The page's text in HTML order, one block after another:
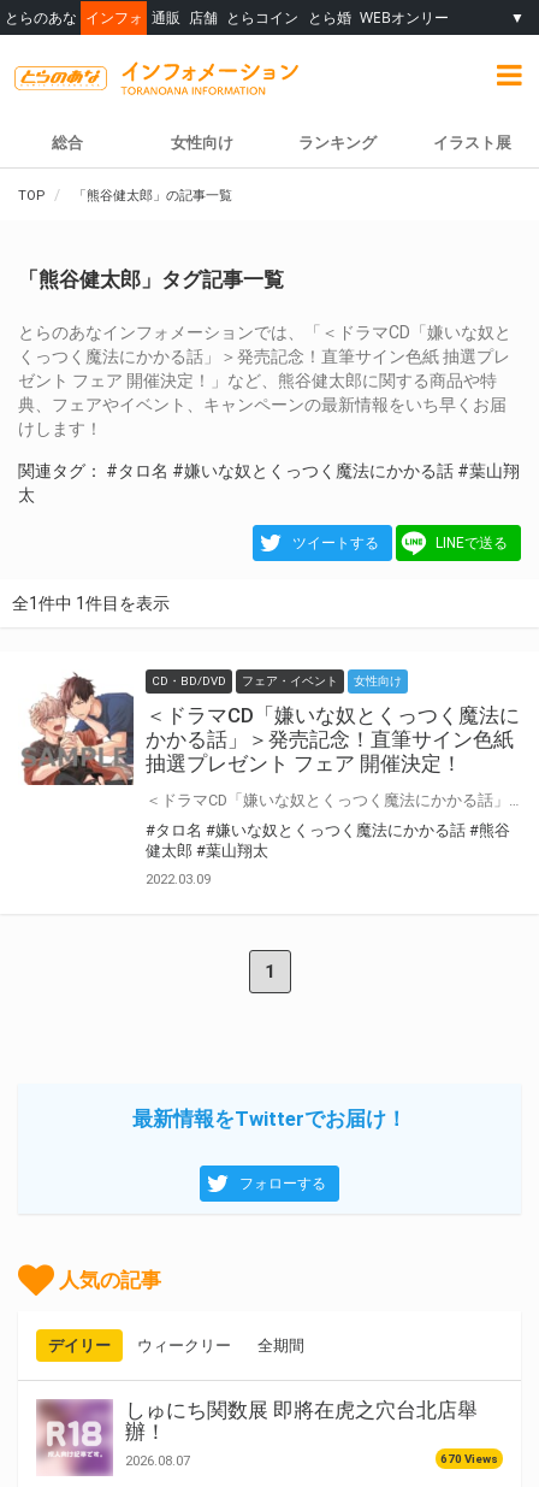
とらのあな インフォ 通販 店舗 とらコイン とら婚 WEBオンリー ▼
総合 女性向け ランキング イラスト展
TOP 「熊谷健太郎」の記事一覧
「熊谷健太郎」タグ記事一覧
とらのあなインフォメーションでは、「＜ドラマCD「嫌いな奴と
くっつく魔法にかかる話」＞発売記念！直筆サイン色紙 抽選プレ
ゼント フェア 開催決定！」など、熊谷健太郎に関する商品や特
典、フェアやイベント、キャンペーンの最新情報をいち早くお届
けします！
関連タグ： #タロ名 #嫌いな奴とくっつく魔法にかかる話 #葉山翔
太
ツイートする LINEで送る
全1件中 1件目を表示
CD・BD/DVD フェア・イベント 女性向け
＜ドラマCD「嫌いな奴とくっつく魔法に
かかる話」＞発売記念！直筆サイン色紙
抽選プレゼント フェア 開催決定！
#タロ名 #嫌いな奴とくっつく魔法にかかる話 #熊谷
健太郎 #葉山翔太
2022.03.09
1
最新情報をTwitterでお届け！
フォローする
人気の記事
デイリー ウィークリー 全期間
しゅにち関数展 即將在虎之穴台北店舉
辦！
2026.08.07 670 Views